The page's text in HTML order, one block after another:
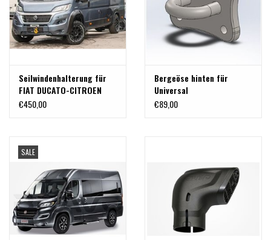
Seilwindenhalterung für
FIAT DUCATO-CITROEN
JUMPER -PEUGEOT BOXER
€450,00
Bergeöse hinten für
Universal
Anhängerkupplung mit
€89,00
SALE